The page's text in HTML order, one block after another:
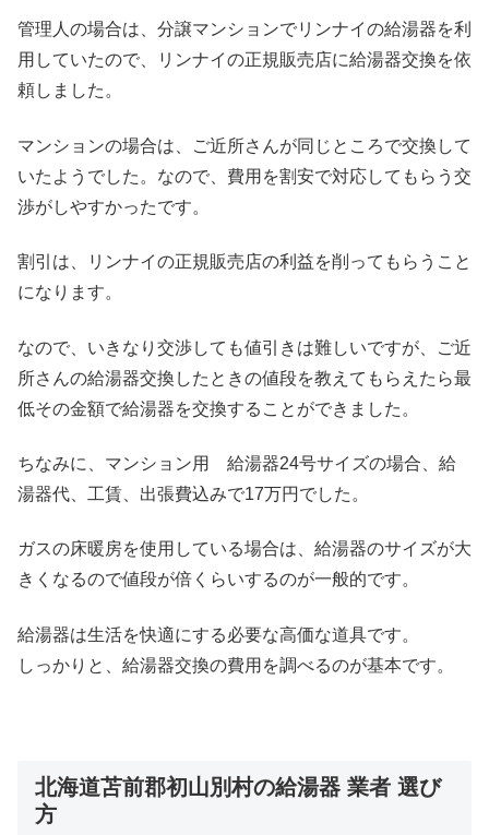
管理人の場合は、分譲マンションでリンナイの給湯器を利
用していたので、リンナイの正規販売店に給湯器交換を依
頼しました。
マンションの場合は、ご近所さんが同じところで交換して
いたようでした。なので、費用を割安で対応してもらう交
渉がしやすかったです。
割引は、リンナイの正規販売店の利益を削ってもらうこと
になります。
なので、いきなり交渉しても値引きは難しいですが、ご近
所さんの給湯器交換したときの値段を教えてもらえたら最
低その金額で給湯器を交換することができました。
ちなみに、マンション用 給湯器24号サイズの場合、給
湯器代、工賃、出張費込みで17万円でした。
ガスの床暖房を使用している場合は、給湯器のサイズが大
きくなるので値段が倍くらいするのが一般的です。
給湯器は生活を快適にする必要な高価な道具です。
しっかりと、給湯器交換の費用を調べるのが基本です。
北海道苫前郡初山別村の給湯器 業者 選び
方